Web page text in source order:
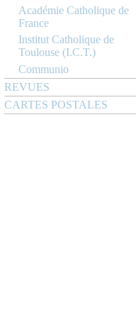
Académie Catholique de
France
Institut Catholique de
Toulouse (I.C.T.)
Communio
REVUES
CARTES POSTALES